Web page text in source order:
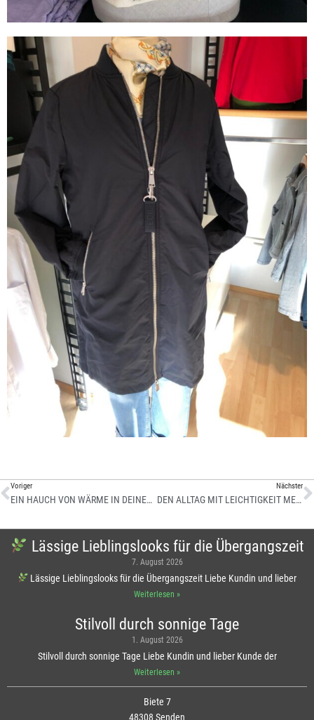
Voriger
EIN HAUCH VON WÄRME IN DEINEM ALLTAG
Nächster
DEN ALLTAG MIT LEICHTIGKEIT MEISTERN
Lässige Lieblingslooks für die Übergangszeit
7. August 2026
Lässige Lieblingslooks für die Übergangszeit Liebe Kundin und lieber
Weiterlesen »
Stilvoll durch sonnige Tage
1. August 2026
Stilvoll durch sonnige Tage Liebe Kundin und lieber Kunde der
Weiterlesen »
Biete 7
48308 Senden